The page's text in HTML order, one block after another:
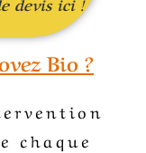
Bio ?
chaque